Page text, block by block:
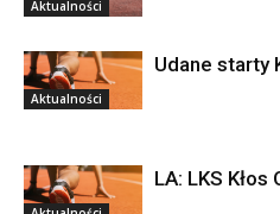
Aktualności
Aktualności
Udane starty
LA: LKS Kłos